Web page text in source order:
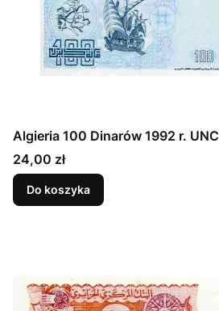
Algieria 100 Dinarów 1992 r. UNC
Cena
24,00 zł
Do koszyka